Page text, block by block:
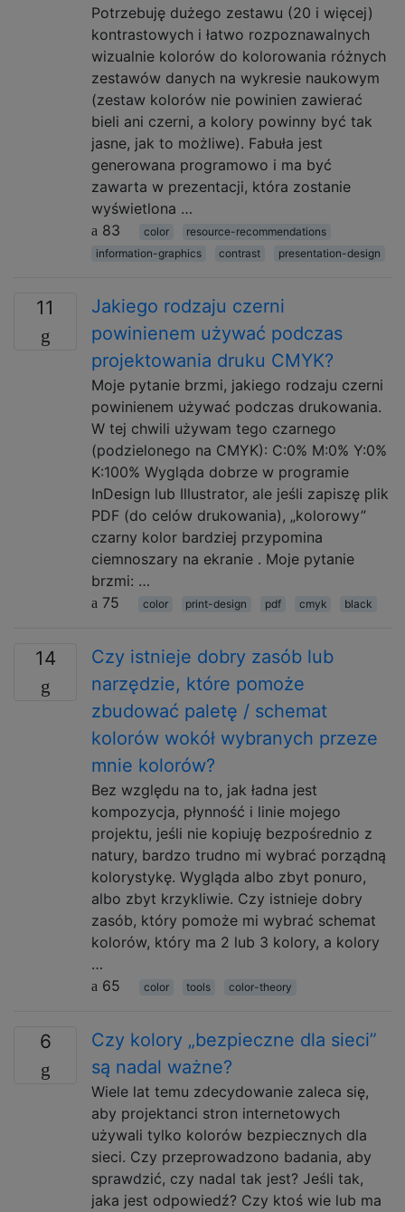
Potrzebuję dużego zestawu (20 i więcej)
kontrastowych i łatwo rozpoznawalnych
wizualnie kolorów do kolorowania różnych
zestawów danych na wykresie naukowym
(zestaw kolorów nie powinien zawierać
bieli ani czerni, a kolory powinny być tak
jasne, jak to możliwe). Fabuła jest
generowana programowo i ma być
zawarta w prezentacji, która zostanie
wyświetlona …
83
color
resource-recommendations
information-graphics
contrast presentation-design
11
Jakiego rodzaju czerni
powinienem używać podczas
projektowania druku CMYK?
Moje pytanie brzmi, jakiego rodzaju czerni
powinienem używać podczas drukowania.
W tej chwili używam tego czarnego
(podzielonego na CMYK): C:0% M:0% Y:0%
K:100% Wygląda dobrze w programie
InDesign lub Illustrator, ale jeśli zapiszę plik
PDF (do celów drukowania), „kolorowy”
czarny kolor bardziej przypomina
ciemnoszary na ekranie . Moje pytanie
brzmi: …
75
color print-design pdf cmyk black
14
Czy istnieje dobry zasób lub
narzędzie, które pomoże
zbudować paletę / schemat
kolorów wokół wybranych przeze
mnie kolorów?
Bez względu na to, jak ładna jest
kompozycja, płynność i linie mojego
projektu, jeśli nie kopiuję bezpośrednio z
natury, bardzo trudno mi wybrać porządną
kolorystykę. Wygląda albo zbyt ponuro,
albo zbyt krzykliwie. Czy istnieje dobry
zasób, który pomoże mi wybrać schemat
kolorów, który ma 2 lub 3 kolory, a kolory
…
65
color tools color-theory
6
Czy kolory „bezpieczne dla sieci”
są nadal ważne?
Wiele lat temu zdecydowanie zaleca się,
aby projektanci stron internetowych
używali tylko kolorów bezpiecznych dla
sieci. Czy przeprowadzono badania, aby
sprawdzić, czy nadal tak jest? Jeśli tak,
jaka jest odpowiedź? Czy ktoś wie lub ma